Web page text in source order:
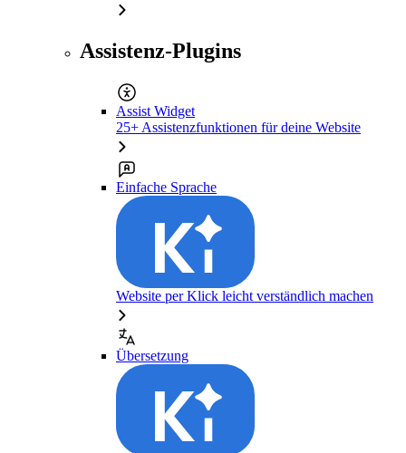
Assistenz-Plugins
Assist Widget
25+ Assistenzfunktionen für deine Website
Einfache Sprache
Website per Klick leicht verständlich machen
Übersetzung